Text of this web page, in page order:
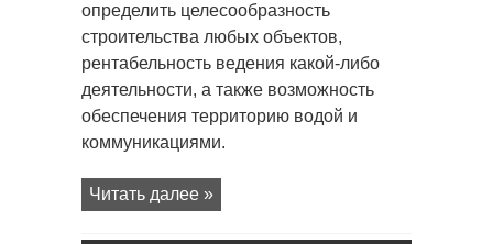
определить целесообразность
строительства любых объектов,
рентабельность ведения какой-либо
деятельности, а также возможность
обеспечения территорию водой и
коммуникациями.
Читать далее »